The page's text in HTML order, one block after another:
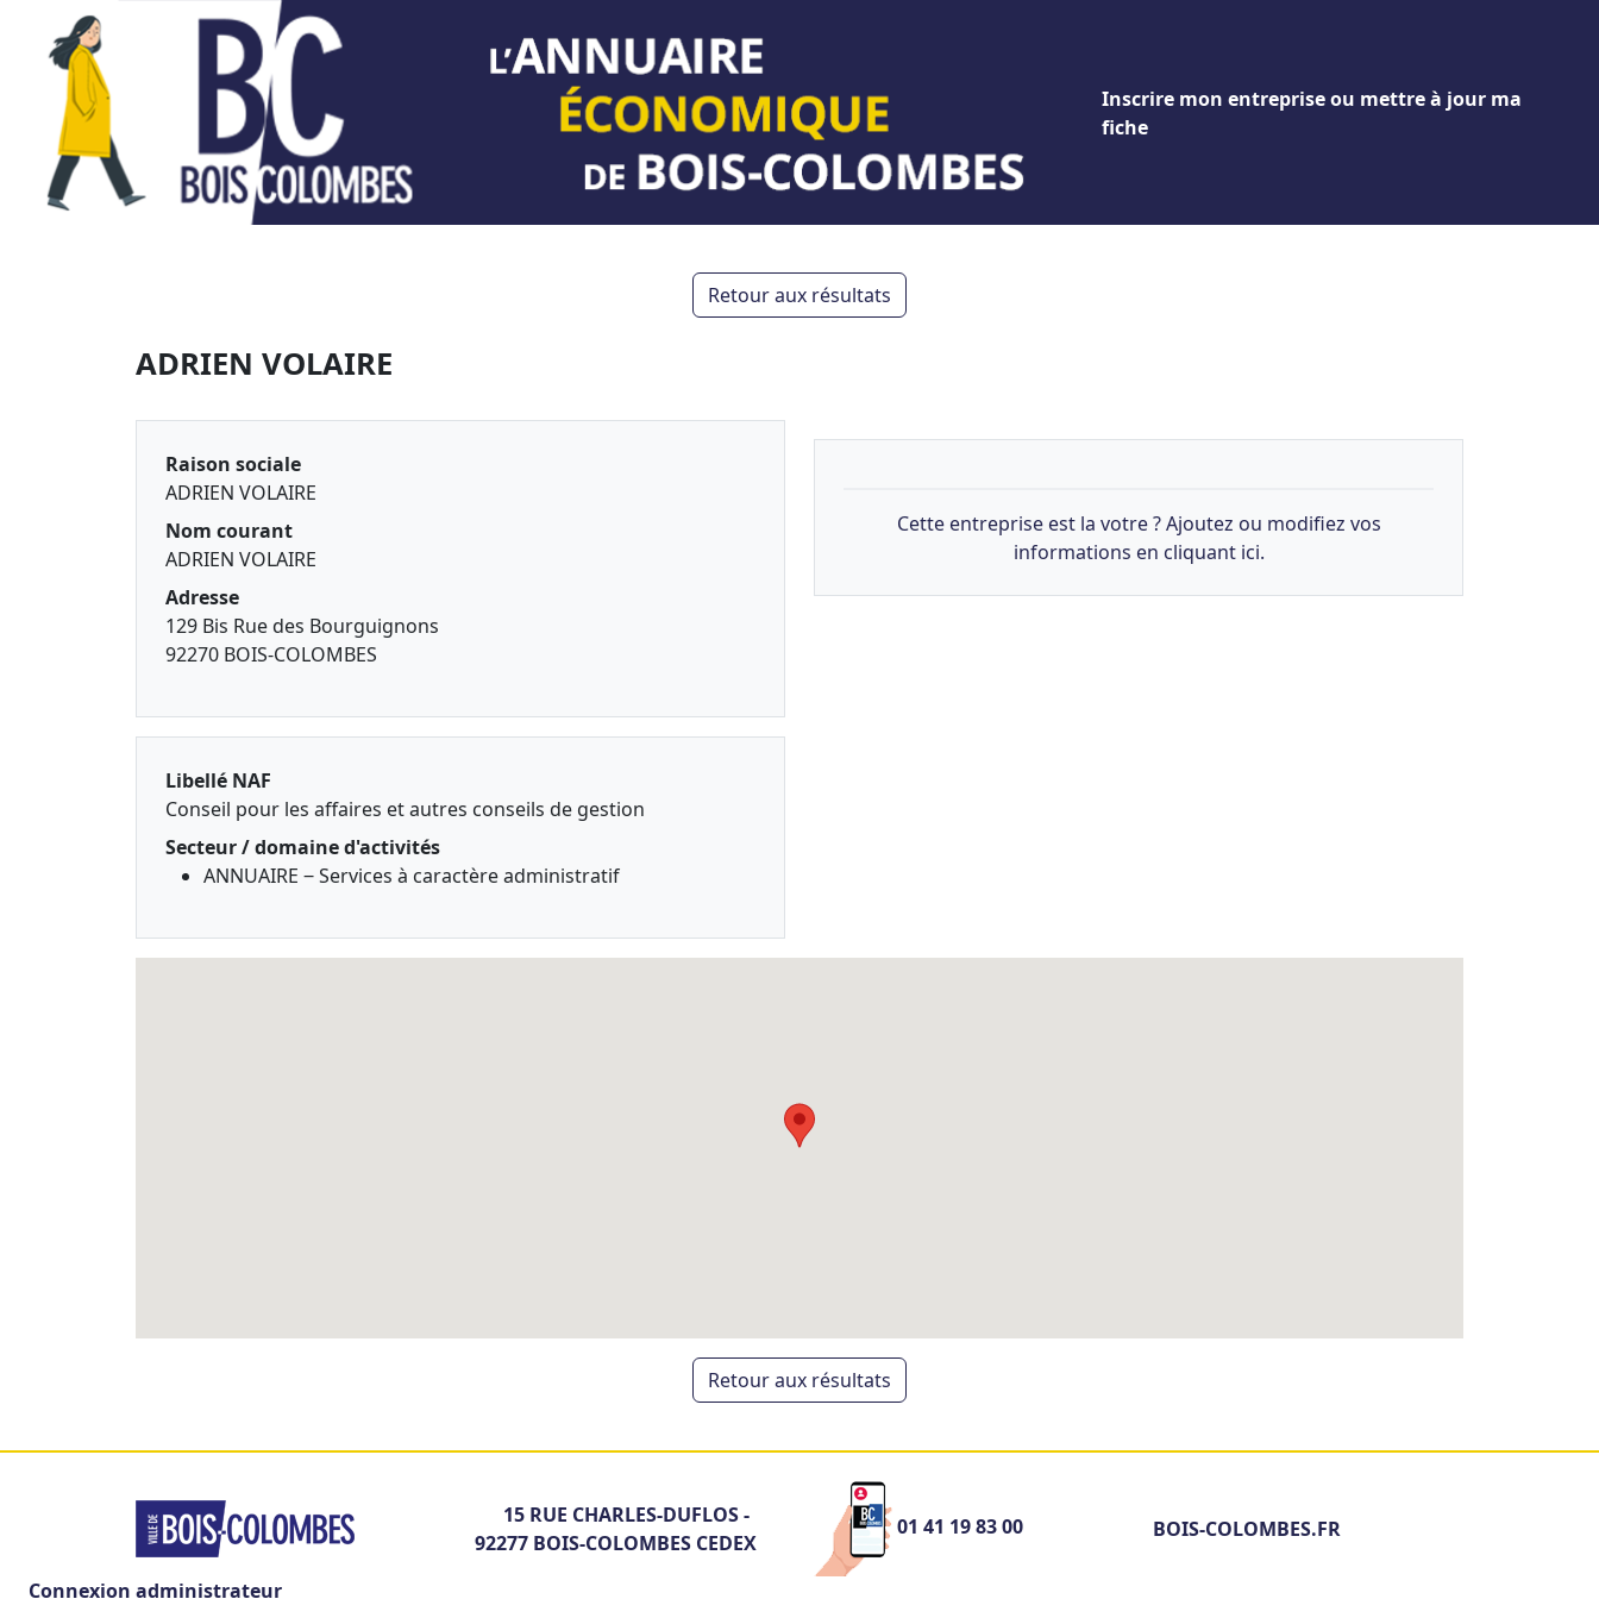
Inscrire mon entreprise ou mettre à jour ma
fiche
Retour aux résultats
ADRIEN VOLAIRE
Raison sociale
ADRIEN VOLAIRE
Nom courant
ADRIEN VOLAIRE
Adresse
129 Bis Rue des Bourguignons
92270 BOIS-COLOMBES
Libellé NAF
Conseil pour les affaires et autres conseils de gestion
Secteur / domaine d'activités
ANNUAIRE ‒ Services à caractère administratif
Cette entreprise est la votre ? Ajoutez ou modifiez vos
informations en cliquant ici.
Retour aux résultats
15 RUE CHARLES-DUFLOS -
92277 BOIS-COLOMBES CEDEX
01 41 19 83 00 BOIS-COLOMBES.FR
Connexion administrateur